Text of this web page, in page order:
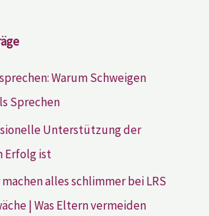
Warum Schweigen
Sprechen
Unterstützung der
Erfolg ist
alles schlimmer bei LRS
| Was Eltern vermeiden